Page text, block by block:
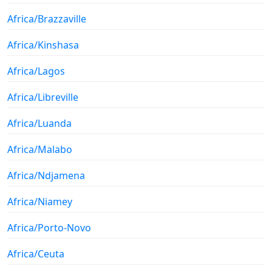
Africa/Brazzaville
Africa/Kinshasa
Africa/Lagos
Africa/Libreville
Africa/Luanda
Africa/Malabo
Africa/Ndjamena
Africa/Niamey
Africa/Porto-Novo
Africa/Ceuta